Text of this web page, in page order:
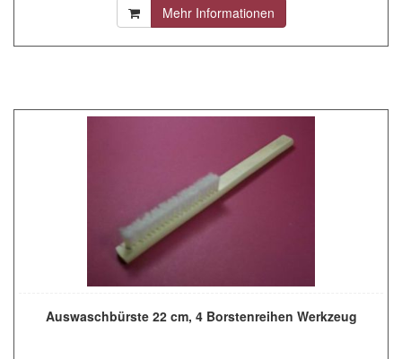
Mehr Informationen
Auswaschbürste 22 cm, 4 Borstenreihen Werkzeug